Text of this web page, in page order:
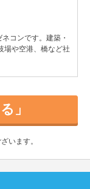
コンです。建築・
場や空港、橋など社
」
います。